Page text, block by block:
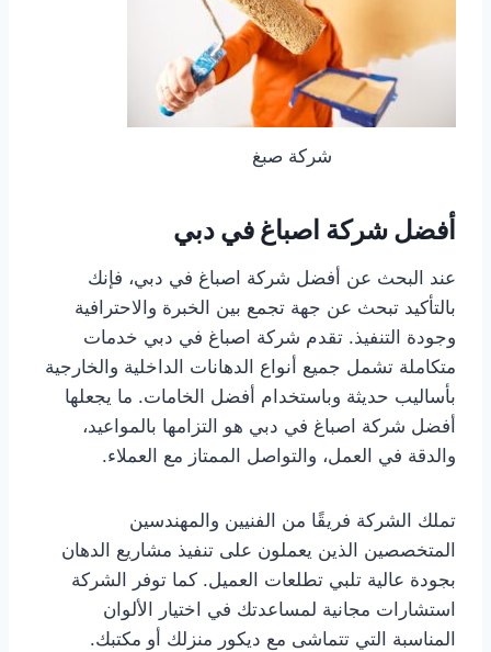
شركة صبغ
أفضل شركة اصباغ في دبي
عند البحث عن أفضل شركة اصباغ في دبي، فإنك
بالتأكيد تبحث عن جهة تجمع بين الخبرة والاحترافية
وجودة التنفيذ. تقدم شركة اصباغ في دبي خدمات
متكاملة تشمل جميع أنواع الدهانات الداخلية والخارجية
بأساليب حديثة وباستخدام أفضل الخامات. ما يجعلها
أفضل شركة اصباغ في دبي هو التزامها بالمواعيد،
والدقة في العمل، والتواصل الممتاز مع العملاء.
تملك الشركة فريقًا من الفنيين والمهندسين
المتخصصين الذين يعملون على تنفيذ مشاريع الدهان
بجودة عالية تلبي تطلعات العميل. كما توفر الشركة
استشارات مجانية لمساعدتك في اختيار الألوان
المناسبة التي تتماشى مع ديكور منزلك أو مكتبك.